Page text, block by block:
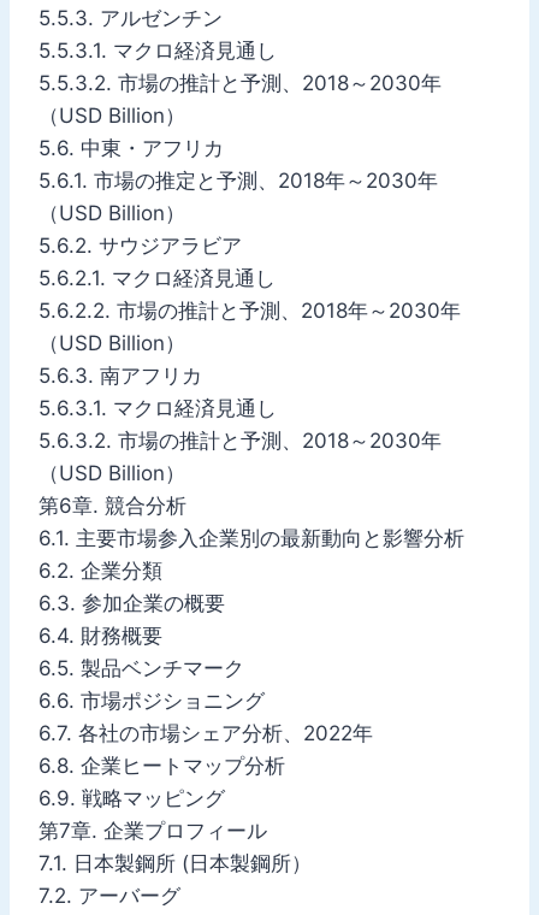
5.5.3. アルゼンチン
5.5.3.1. マクロ経済見通し
5.5.3.2. 市場の推計と予測、2018～2030年
（USD Billion）
5.6. 中東・アフリカ
5.6.1. 市場の推定と予測、2018年～2030年
（USD Billion）
5.6.2. サウジアラビア
5.6.2.1. マクロ経済見通し
5.6.2.2. 市場の推計と予測、2018年～2030年
（USD Billion）
5.6.3. 南アフリカ
5.6.3.1. マクロ経済見通し
5.6.3.2. 市場の推計と予測、2018～2030年
（USD Billion）
第6章. 競合分析
6.1. 主要市場参入企業別の最新動向と影響分析
6.2. 企業分類
6.3. 参加企業の概要
6.4. 財務概要
6.5. 製品ベンチマーク
6.6. 市場ポジショニング
6.7. 各社の市場シェア分析、2022年
6.8. 企業ヒートマップ分析
6.9. 戦略マッピング
第7章. 企業プロフィール
7.1. 日本製鋼所 (日本製鋼所）
7.2. アーバーグ